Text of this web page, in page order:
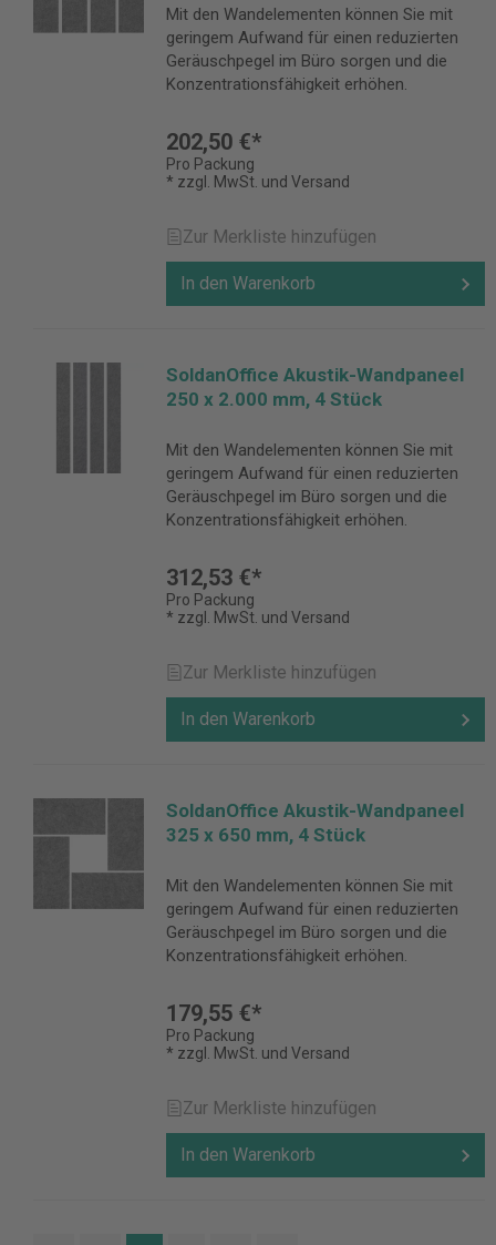
Mit den Wandelementen können Sie mit
geringem Aufwand für einen reduzierten
Geräuschpegel im Büro sorgen und die
Konzentrationsfähigkeit erhöhen.
202,50 €*
Pro Packung
* zzgl. MwSt. und Versand
Zur Merkliste hinzufügen
In den Warenkorb
SoldanOffice Akustik-Wandpaneel
250 x 2.000 mm, 4 Stück
Mit den Wandelementen können Sie mit
geringem Aufwand für einen reduzierten
Geräuschpegel im Büro sorgen und die
Konzentrationsfähigkeit erhöhen.
312,53 €*
Pro Packung
* zzgl. MwSt. und Versand
Zur Merkliste hinzufügen
In den Warenkorb
SoldanOffice Akustik-Wandpaneel
325 x 650 mm, 4 Stück
Mit den Wandelementen können Sie mit
geringem Aufwand für einen reduzierten
Geräuschpegel im Büro sorgen und die
Konzentrationsfähigkeit erhöhen.
179,55 €*
Pro Packung
* zzgl. MwSt. und Versand
Zur Merkliste hinzufügen
In den Warenkorb